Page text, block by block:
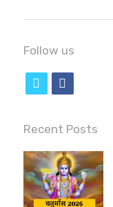
Follow us
i
t
t
e
c
e
b
o
Recent Posts